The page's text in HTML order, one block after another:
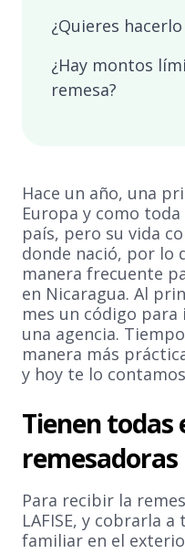
¿Quieres
¿Hay montos
remesa?
Hace un año, una
Europa y como
país, pero su vida
donde nació, por lo
manera frecuente
en Nicaragua. Al
mes un código
una agencia.
manera más
y hoy te lo
Tienen todas
remesadoras
Para recibir la
LAFISE, y cobrarla
familiar en el